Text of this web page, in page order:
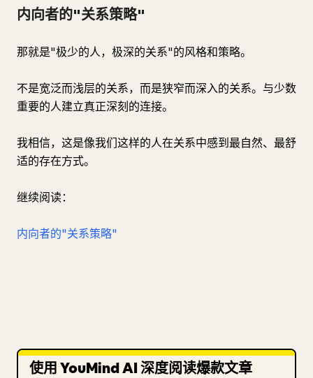
内向者的"关系策略"
那就是"极少的人，极深的关系"的风格和策略。
不是宽泛而浅层的关系，而是狭窄而深入的关系。与少数
重要的人建立真正深刻的连接。
我相信，这是像我们这样的人在关系中感到最自然、最舒
适的存在方式。
继续阅读：
内向者的"关系策略"
使用 YouMind AI 深度阅读爆款文章